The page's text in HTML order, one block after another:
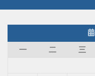
一
二 三